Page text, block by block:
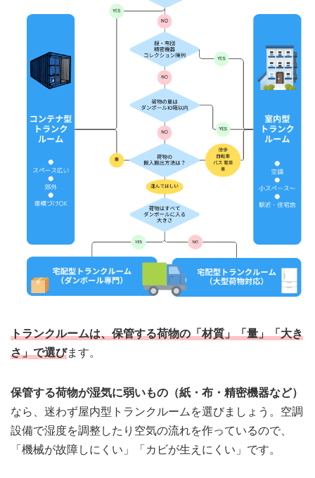
トランクルームは、保管する荷物の「材質」「量」「大き
さ」で選びます。
保管する荷物が湿気に弱いもの（紙・布・精密機器など）
なら、迷わず屋内型トランクルームを選びましょう。空調
設備で湿度を調整したり空気の流れを作っているので、
「機械が故障しにくい」「カビが生えにくい」です。